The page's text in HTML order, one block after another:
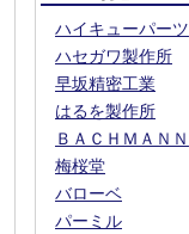
ハイキューパーツ
ハセガワ製作所
早坂精密工業
はるを製作所
ＢＡＣＨＭＡＮＮ
梅桜堂
バローベ
パーミル